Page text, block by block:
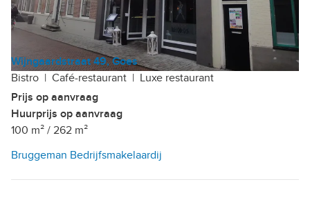
Wijngaardstraat 49, Goes
Bistro | Café-restaurant | Luxe restaurant
Prijs op aanvraag
Huurprijs op aanvraag
100 m² / 262 m²
Bruggeman Bedrijfsmakelaardij